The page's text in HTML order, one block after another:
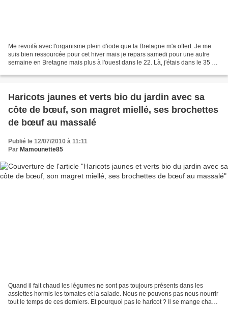
Me revoilà avec l'organisme plein d'iode que la Bretagne m'a offert. Je me
suis bien ressourcée pour cet hiver mais je repars samedi pour une autre
semaine en Bretagne mais plus à l'ouest dans le 22. Là, j'étais dans le 35 et
Haricots jaunes et verts bio du jardin avec sa
côte de bœuf, son magret miellé, ses brochettes
de bœuf au massalé
Publié le 12/07/2010 à 11:11
Par Mamounette85
Quand il fait chaud les légumes ne sont pas toujours présents dans les
assiettes hormis les tomates et la salade. Nous ne pouvons pas nous nourrir
tout le temps de ces derniers. Et pourquoi pas le haricot ? Il se mange chaud